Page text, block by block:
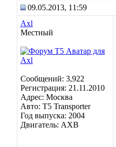
09.05.2013, 11:59
Axl
Местный
Сообщений: 3,922
Регистрация: 21.11.2010
Адрес: Москва
Авто: Т5 Transporter
Год выпуска: 2004
Двигатель: АХВ